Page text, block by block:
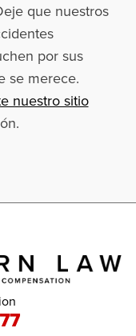
que nuestros
por sus
se merece.
nuestro sitio